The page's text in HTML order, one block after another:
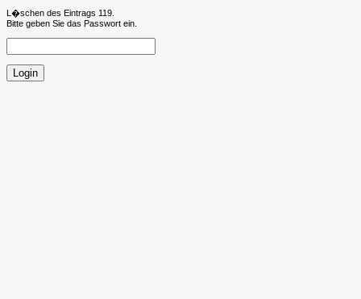
L�schen des Eintrags 119.
Bitte geben Sie das Passwort ein.